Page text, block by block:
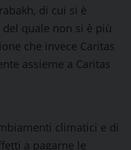
di cui si è
quale non si è più
che invece Caritas
assieme a Caritas
climatici e di
a pagarne le